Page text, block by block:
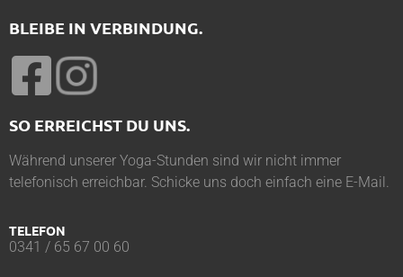
BLEIBE IN VERBINDUNG.
SO ERREICHST DU UNS.
Während unserer Yoga-Stunden sind wir nicht immer
telefonisch erreichbar. Schicke uns doch einfach eine E-Mail.
TELEFON
0341 / 65 67 00 60